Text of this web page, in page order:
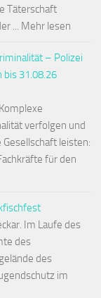
Täterschaft
... Mehr lesen
– Polizei
bis 31.08.26
verfolgen und
leisten:
für den
Im Laufe des
des
des
im